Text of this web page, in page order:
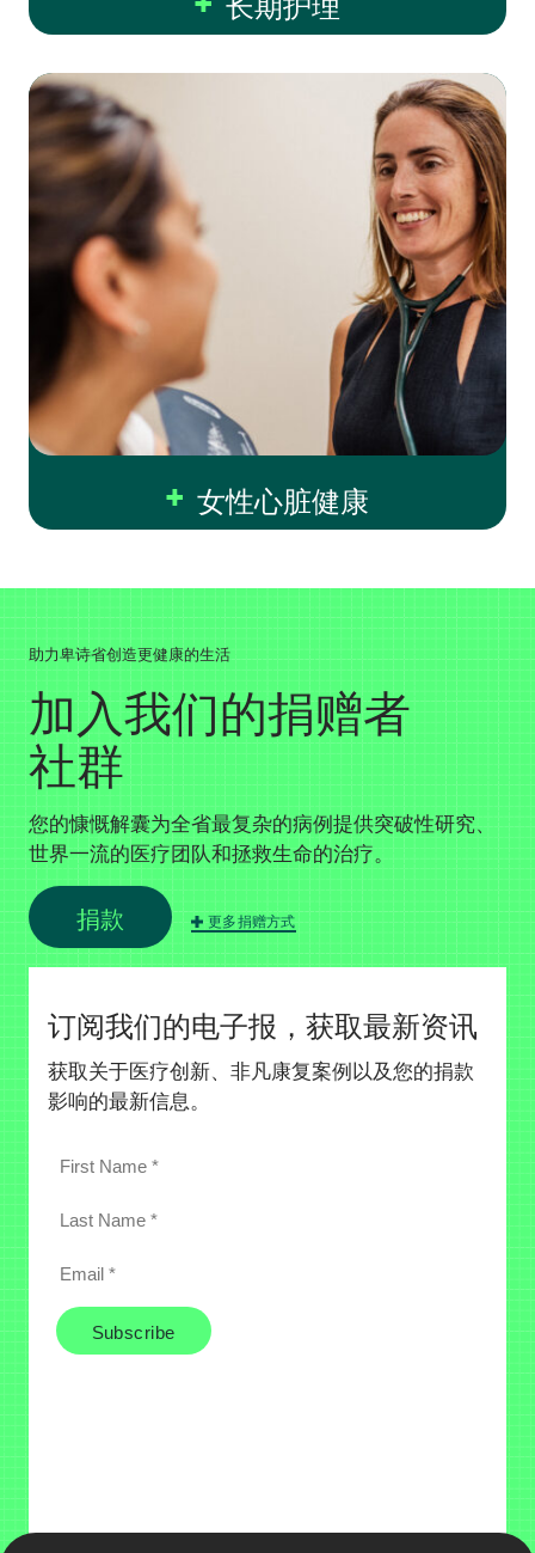
女性心脏健康
助力卑诗省创造更健康的生活
加入我们的捐赠者
社群
您的慷慨解囊为全省最复杂的病例提供突破性研究、
世界一流的医疗团队和拯救生命的治疗。
捐款 更多捐赠方式
订阅我们的电子报，获取最新资讯
获取关于医疗创新、非凡康复案例以及您的捐款
影响的最新信息。